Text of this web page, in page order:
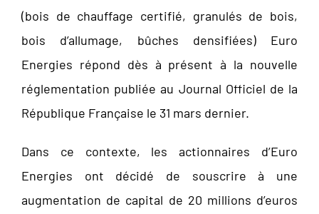
(bois de chauffage certifié, granulés de bois,
bois d’allumage, bûches densifiées) Euro
Energies répond dès à présent à la nouvelle
réglementation publiée au Journal Officiel de la
République Française le 31 mars dernier.
Dans ce contexte, les actionnaires d’Euro
Energies ont décidé de souscrire à une
augmentation de capital de 20 millions d’euros